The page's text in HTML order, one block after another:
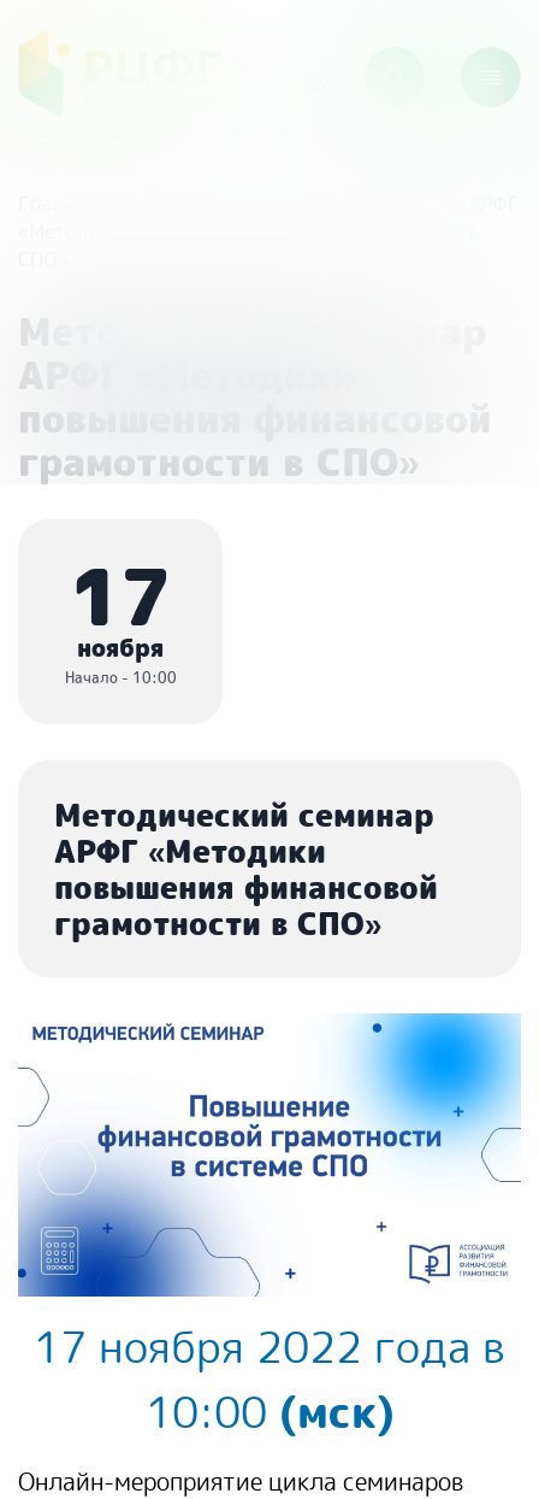
Методический семинар
АРФГ «Методики
повышения финансовой
грамотности в СПО»
17
ноября
Начало - 10:00
Методический семинар
АРФГ «Методики
повышения финансовой
грамотности в СПО»
17 ноября 2022 года в
10:00 (мск)
Онлайн-мероприятие цикла семинаров